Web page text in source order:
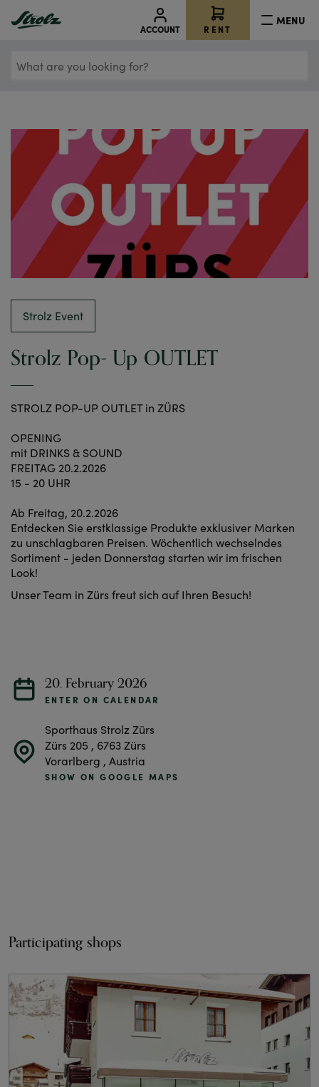
ACCOUNT RENT
MENU
What
for?
Strolz Event
Strolz Pop- Up OUTLET
STROLZ POP-UP OUTLET in ZÜRS
OPENING
mit DRINKS & SOUND
FREITAG 20.2.2026
15 - 20 UHR
Ab Freitag, 20.2.2026
Entdecken Sie erstklassige Produkte exklusiver Marken
zu unschlagbaren Preisen. Wöchentlich wechselndes
Sortiment - jeden Donnerstag starten wir im frischen
Look!
Unser Team in Zürs freut sich auf Ihren Besuch!
20. February 2026
ENTER ON CALENDAR
Sporthaus Strolz Zürs
Zürs 205 , 6763 Zürs
Vorarlberg , Austria
SHOW ON GOOGLE MAPS
Participating shops